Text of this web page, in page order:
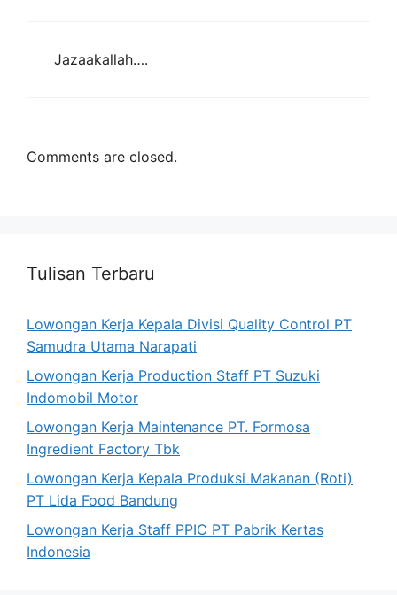
Jazaakallah….
Comments are closed.
Tulisan Terbaru
Lowongan Kerja Kepala Divisi Quality Control PT
Samudra Utama Narapati
Lowongan Kerja Production Staff PT Suzuki
Indomobil Motor
Lowongan Kerja Maintenance PT. Formosa
Ingredient Factory Tbk
Lowongan Kerja Kepala Produksi Makanan (Roti)
PT Lida Food Bandung
Lowongan Kerja Staff PPIC PT Pabrik Kertas
Indonesia